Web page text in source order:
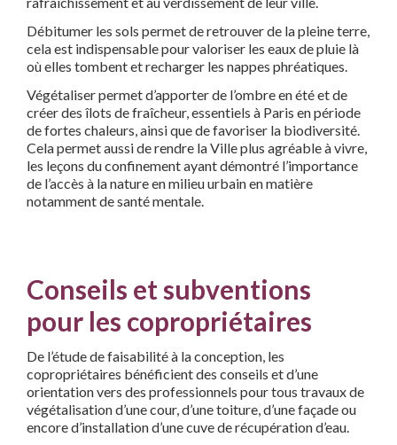
Débitumer les sols permet de retrouver de la pleine terre,
cela est indispensable pour valoriser les eaux de pluie là
où elles tombent et recharger les nappes phréatiques.
Végétaliser permet d’apporter de l’ombre en été et de
créer des îlots de fraîcheur, essentiels à Paris en période
de fortes chaleurs, ainsi que de favoriser la biodiversité.
Cela permet aussi de rendre la Ville plus agréable à vivre,
les leçons du confinement ayant démontré l’importance
de l’accès à la nature en milieu urbain en matière
notamment de santé mentale.
Conseils et subventions
pour les copropriétaires
De l’étude de faisabilité à la conception, les
copropriétaires bénéficient des conseils et d’une
orientation vers des professionnels pour tous travaux de
végétalisation d’une cour, d’une toiture, d’une façade ou
encore d’installation d’une cuve de récupération d’eau.